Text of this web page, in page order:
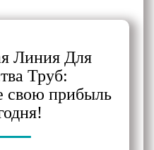
Линия Для
Труб:
свою прибыль